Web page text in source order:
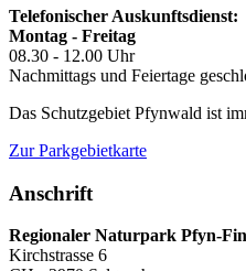
Telefonischer Auskunftsdienst:
Montag - Freitag
08.30 - 12.00 Uhr
Nachmittags und Feiertage
Das Schutzgebiet Pfynwald ist
Zur Parkgebietkarte
Anschrift
Regionaler Naturpark Pfyn-
Kirchstrasse 6